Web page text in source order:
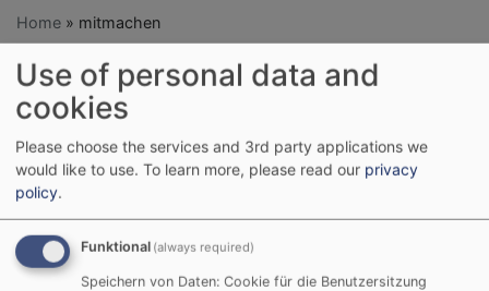
Home mitmachen
English
mitmachen
Use of personal data and
cookies
Please choose the services and 3rd party applications we
would like to use. To learn more, please read our privacy
policy.
Funktional (always required)
Speichern von Daten: Cookie für die Benutzersitzung